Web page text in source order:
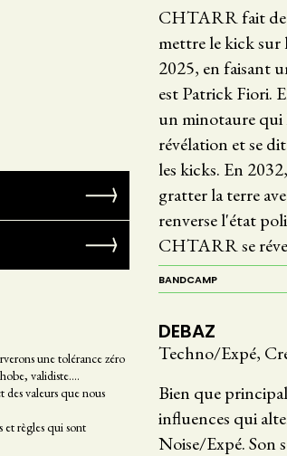
une tolérance zéro
validiste....
des valeurs que nous
et règles qui sont
CHTARR fait de
mettre le kick sur
2025, en faisant
est Patrick Fiori.
un minotaure
révélation et se
les kicks. En
gratter la terre
renverse l'état
CHTARR se
BANDCAMP
DEBAZ
Techno/Expé,
Bien que
influences qui
Noise/Expé. Son